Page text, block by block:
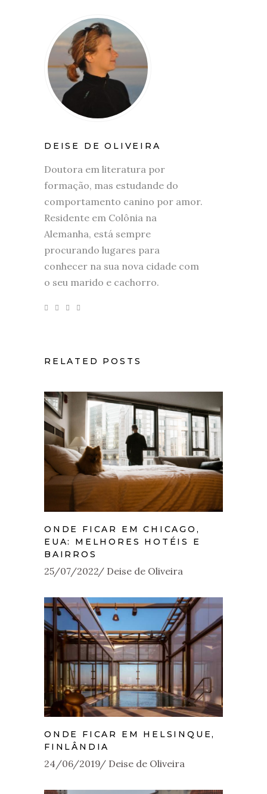
DEISE DE OLIVEIRA
Doutora em literatura por
formação, mas estudande do
comportamento canino por amor.
Residente em Colônia na
Alemanha, está sempre
procurando lugares para
conhecer na sua nova cidade com
o seu marido e cachorro.
RELATED POSTS
ONDE FICAR EM CHICAGO,
EUA: MELHORES HOTÉIS E
BAIRROS
25/07/2022 Deise de Oliveira
ONDE FICAR EM HELSINQUE,
FINLÂNDIA
24/06/2019 Deise de Oliveira